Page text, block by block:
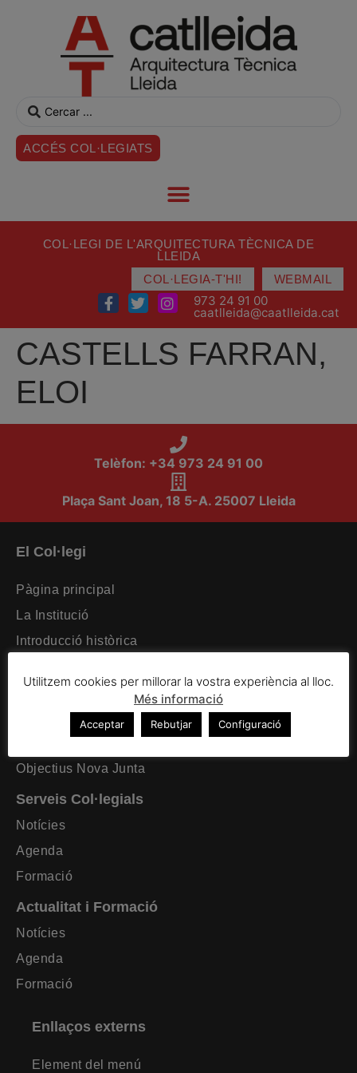
ACCÉS COL·LEGIATS
COL·LEGI DE L'ARQUITECTURA TÈCNICA DE
LLEIDA
COL·LEGIA-T'HI!
WEBMAIL
973 24 91 00
caatlleida@caatlleida.cat
CASTELLS FARRAN,
ELOI
Telèfon: +34 973 24 91 00
Plaça Sant Joan, 18 5-A. 25007 Lleida
El Col·legi
Pàgina principal
La Institució
Introducció històrica
Organització col·legial
Formació requerida
Objectius Nova Junta
Serveis Col·legials
Notícies
Agenda
Formació
Actualitat i Formació
Notícies
Agenda
Formació
Enllaços externs
Element del menú
Utilitzem cookies per millorar la vostra experiència al lloc.
Més informació
Acceptar Rebutjar Configuració